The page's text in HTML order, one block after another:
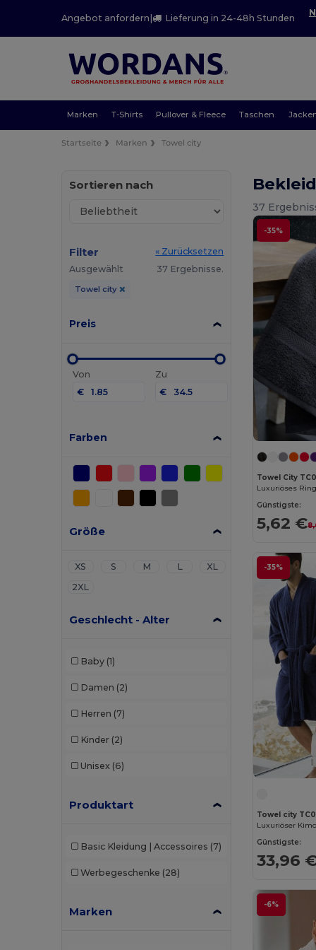
Angebot anfordern | Lieferung in 24-48h Stunden
Marken T-Shirts Pullover & Fleece Taschen
Startseite Marken Towel city
Sortieren nach
Filter
« Zurücksetzen
Ausgewählt
37 Ergebnisse.
Towel city
Preis
Von
€
Zu
€
Farben
Größe
XS S M L
XL
2XL
Geschlecht - Alter
Baby (1)
Damen (2)
Herren (7)
Kinder (2)
Unisex (6)
Produktart
Basic Kleidung | Accessoires (7)
Werbegeschenke (28)
Marken
37
-35%
Towel City
Günstigste:
5,62 €
-35%
Towel city
Günstigste:
33,96
-6%